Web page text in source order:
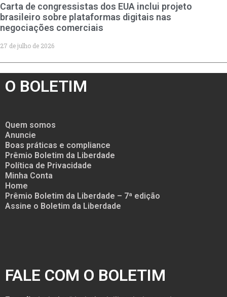
Carta de congressistas dos EUA inclui projeto
brasileiro sobre plataformas digitais nas
negociações comerciais
27 de julho de 2026
O BOLETIM
Quem somos
Anuncie
Boas práticas e compliance
Prêmio Boletim da Liberdade
Política de Privacidade
Minha Conta
Home
Prêmio Boletim da Liberdade – 7ª edição
Assine o Boletim da Liberdade
FALE COM O BOLETIM